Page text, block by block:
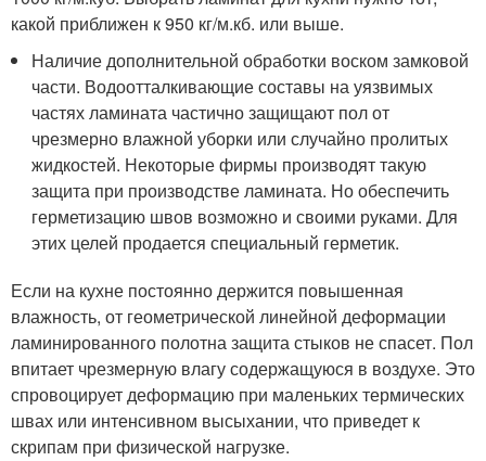
какой приближен к 950 кг/м.кб. или выше.
Наличие дополнительной обработки воском замковой
части. Водоотталкивающие составы на уязвимых
частях ламината частично защищают пол от
чрезмерно влажной уборки или случайно пролитых
жидкостей. Некоторые фирмы производят такую
защита при производстве ламината. Но обеспечить
герметизацию швов возможно и своими руками. Для
этих целей продается специальный герметик.
Если на кухне постоянно держится повышенная
влажность, от геометрической линейной деформации
ламинированного полотна защита стыков не спасет. Пол
впитает чрезмерную влагу содержащуюся в воздухе. Это
спровоцирует деформацию при маленьких термических
швах или интенсивном высыхании, что приведет к
скрипам при физической нагрузке.